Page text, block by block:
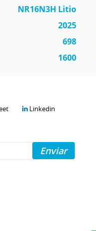
NR16N3H Litio
2025
698
1600
Linkedin
Enviar